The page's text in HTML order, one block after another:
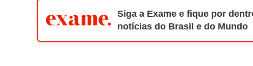
Siga a Exame e fique por
notícias do Brasil e do Mundo